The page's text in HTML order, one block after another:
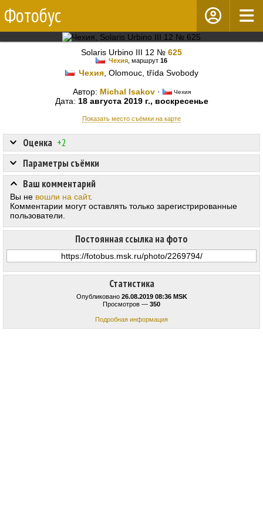
Фотобус
Solaris Urbino III 12 № 625
Чехия , маршрут 16
Чехия, Olomouc, třída Svobody
Автор: Michal Isakov· Чехия
Дата: 18 августа 2019 г., воскресенье
Показать место съёмки на карте
Статистика
Опубликовано 26.08.2019 08:36 MSK
Просмотров — 350
Подробная информация
Оценка +2
Постоянная ссылка на фото
Параметры съёмки
Ваш комментарий
Вы не вошли на сайт.
Комментарии могут оставлять только зарегистрированные
пользователи.